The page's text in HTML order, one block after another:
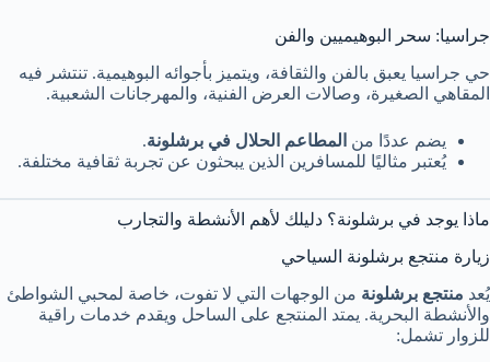
جراسيا: سحر البوهيميين والفن
حي جراسيا يعبق بالفن والثقافة، ويتميز بأجوائه البوهيمية. تنتشر فيه
المقاهي الصغيرة، وصالات العرض الفنية، والمهرجانات الشعبية.
يضم عددًا من المطاعم الحلال في برشلونة.
يُعتبر مثاليًا للمسافرين الذين يبحثون عن تجربة ثقافية مختلفة.
ماذا يوجد في برشلونة؟ دليلك لأهم الأنشطة والتجارب
زيارة منتجع برشلونة السياحي
يُعد منتجع برشلونة من الوجهات التي لا تفوت، خاصة لمحبي الشواطئ
والأنشطة البحرية. يمتد المنتجع على الساحل ويقدم خدمات راقية
للزوار تشمل: